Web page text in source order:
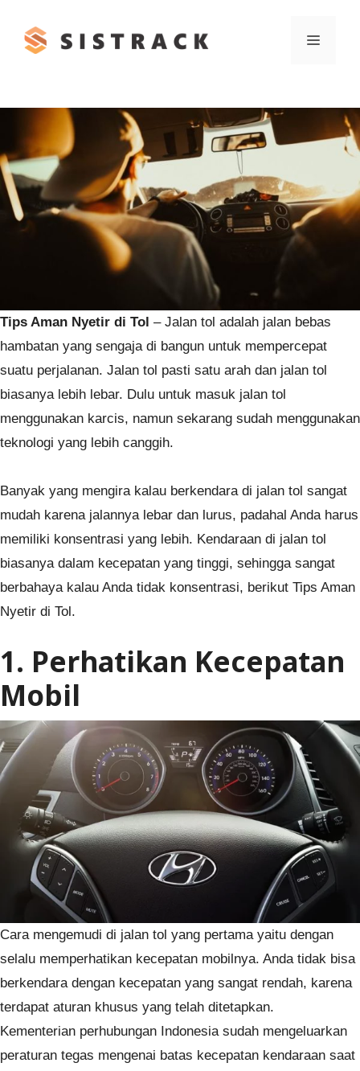
content
Menu
Tips Aman Nyetir di Tol – Jalan tol adalah jalan bebas
hambatan yang sengaja di bangun untuk mempercepat
suatu perjalanan. Jalan tol pasti satu arah dan jalan tol
biasanya lebih lebar. Dulu untuk masuk jalan tol
menggunakan karcis, namun sekarang sudah menggunakan
teknologi yang lebih canggih.
Banyak yang mengira kalau berkendara di jalan tol sangat
mudah karena jalannya lebar dan lurus, padahal Anda harus
memiliki konsentrasi yang lebih. Kendaraan di jalan tol
biasanya dalam kecepatan yang tinggi, sehingga sangat
berbahaya kalau Anda tidak konsentrasi, berikut Tips Aman
Nyetir di Tol.
1. Perhatikan Kecepatan
Mobil
Cara mengemudi di jalan tol yang pertama yaitu dengan
selalu memperhatikan kecepatan mobilnya. Anda tidak bisa
berkendara dengan kecepatan yang sangat rendah, karena
terdapat aturan khusus yang telah ditetapkan.
Kementerian perhubungan Indonesia sudah mengeluarkan
peraturan tegas mengenai batas kecepatan kendaraan saat